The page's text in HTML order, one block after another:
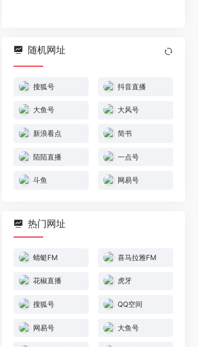
随机网址
搜狐号 抖音直播
大鱼号 大风号
新浪看点 简书
陌陌直播 一点号
斗鱼 网易号
热门网址
蜻蜓FM 喜马拉雅FM
花椒直播 虎牙
搜狐号 QQ空间
网易号 大鱼号